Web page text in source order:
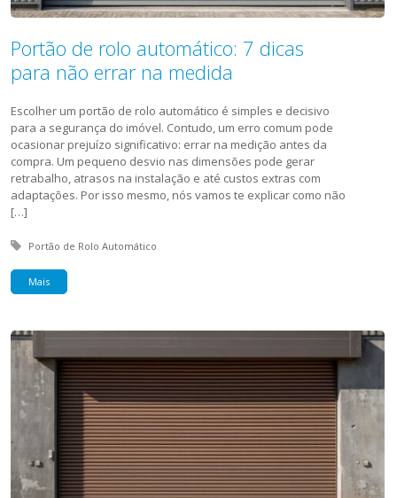
Portão de rolo automático: 7 dicas
para não errar na medida
Escolher um portão de rolo automático é simples e decisivo
para a segurança do imóvel. Contudo, um erro comum pode
ocasionar prejuízo significativo: errar na medição antes da
compra. Um pequeno desvio nas dimensões pode gerar
retrabalho, atrasos na instalação e até custos extras com
adaptações. Por isso mesmo, nós vamos te explicar como não
[…]
Tagged with:
Portão de Rolo Automático
Mais